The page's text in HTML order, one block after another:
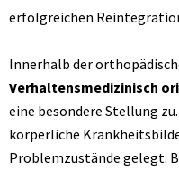
erfolgreichen
Innerhalb der
Verhaltensmedizinisch
eine besondere Stellung
körperliche
Problemzustände gelegt.